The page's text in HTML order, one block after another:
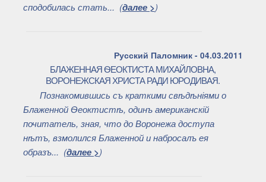
сподобилась стать... (далее >)
Русский Паломник - 04.03.2011
БЛАЖЕННАЯ ѲЕОКТИСТА МИХАЙЛОВНА,
ВОРОНЕЖСКАЯ ХРИСТА РАДИ ЮРОДИВАЯ.
Познакомившись съ краткими свѣдѣніями о
Блаженной Ѳеоктистѣ, одинъ американскій
почитатель, зная, что до Воронежа доступа
нѣтъ, взмолился Блаженной и набросалъ ея
образъ... (далее >)